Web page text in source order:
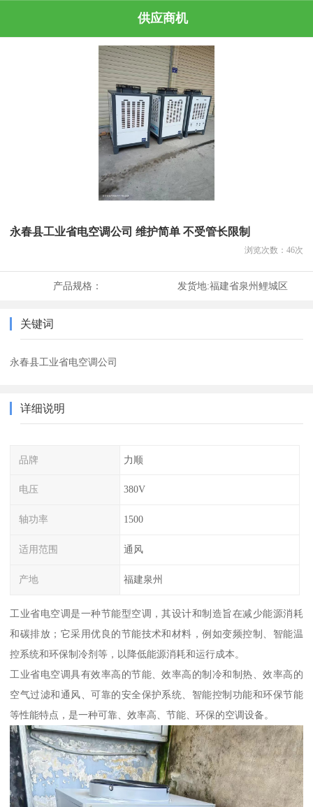
供应商机
永春县工业省电空调公司 维护简单 不受管长限制
浏览次数： 46次
产品规格： 发货地:福建省泉州鲤城区
关键词
永春县工业省电空调公司
详细说明
品牌 力顺
电压 380V
轴功率 1500
适用范围 通风
产地 福建泉州
工业省电空调是一种节能型空调，其设计和制造旨在减少能源消耗
和碳排放；它采用优良的节能技术和材料，例如变频控制、智能温
控系统和环保制冷剂等，以降低能源消耗和运行成本。
工业省电空调具有效率高的节能、效率高的制冷和制热、效率高的
空气过滤和通风、可靠的安全保护系统、智能控制功能和环保节能
等性能特点，是一种可靠、效率高、节能、环保的空调设备。